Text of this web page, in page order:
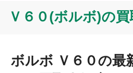
Ｖ６０(ボルボ)の
ボルボ Ｖ６０の最